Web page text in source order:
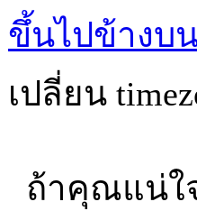
ขึ้นไปข้างบ
เปลี่ยน
ถ้าคุณแน่ใ